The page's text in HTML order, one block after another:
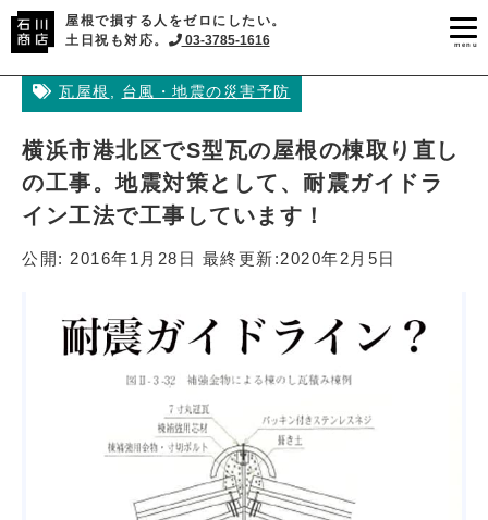
屋根で損する人をゼロにしたい。
土日祝も対応。
03-3785-1616 menu
瓦屋根 , 台風・地震の災害予防
横浜市港北区でS型瓦の屋根の棟取り直し
の工事。地震対策として、耐震ガイドラ
イン工法で工事しています！
公開: 2016年1月28日 最終更新:2020年2月5日